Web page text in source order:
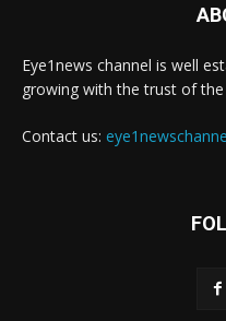
Eye1news channel is well
growing with the trust of the
Contact us: